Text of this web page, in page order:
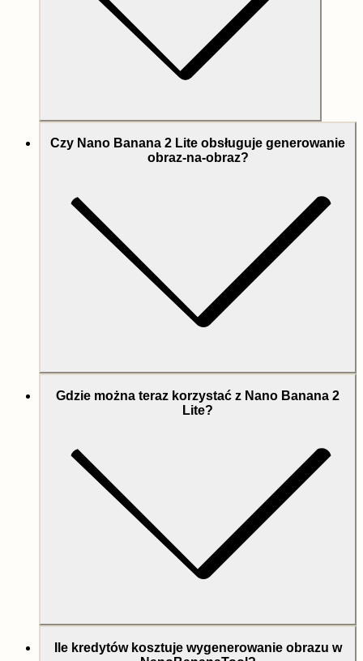
Czy Nano Banana 2 Lite obsługuje generowanie
obraz-na-obraz?
Gdzie można teraz korzystać z Nano Banana 2
Lite?
Ile kredytów kosztuje wygenerowanie obrazu w